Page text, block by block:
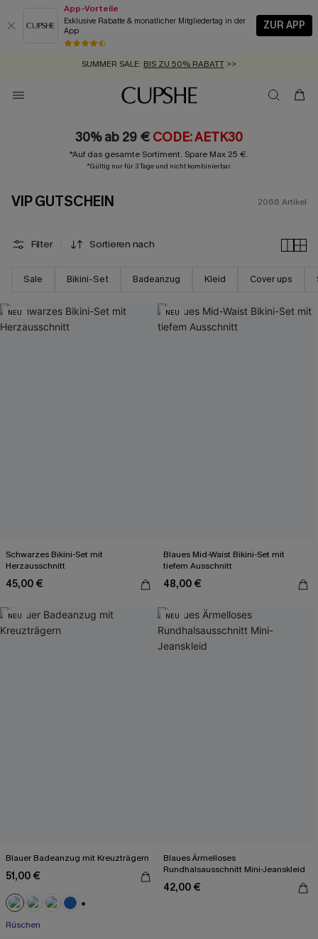
App-Vorteile
Exklusive Rabatte & monatlicher Mitgliedertag in der
App
ZUR APP
GRATIS MASSBAND MIT JEDEM SCHNELLVERSAND-ARTIKEL >>
SUMMER SALE:
ZUM NEWSLETTER:BIS ZU -20% EXTRA ERHALTEN
KOSTENLOSER VERSAND AB 89 €
30% ab 29 € CODE: AETK30
*Auf das gesamte Sortiment. Spare Max 25 €.
*Gültig nur für 3 Tage und nicht kombinierbar.
VIP GUTSCHEIN 2066 Artikel
Filter Sortieren nach
Sale Bikini-Set Badeanzug Kleid Cover ups
NEU
Schwarzes Bikini-Set mit
Herzausschnitt
45,00 €
NEU
Blaues Mid-Waist Bikini-Set mit
tiefem Ausschnitt
48,00 €
NEU
Blauer Badeanzug mit Kreuzträgern
51,00 €
Rüschen
NEU
Blaues Ärmelloses
Rundhalsausschnitt Mini-Jeanskleid
42,00 €